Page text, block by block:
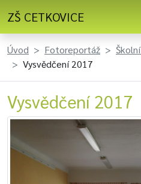
ZŠ CETKOVICE
Úvod Fotoreportáž
Vysvědčení 2017
Vysvědčení 2017